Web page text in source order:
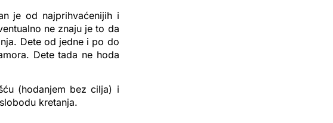
je od najprihvaćenijih i
ne znaju je to da
Dete od jedne i po do
Dete tada ne hoda
(hodanjem bez cilja) i
kretanja.